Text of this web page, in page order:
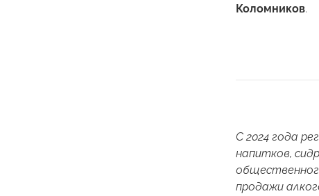
Коломников.
С 2024 года
напитков,
продажи